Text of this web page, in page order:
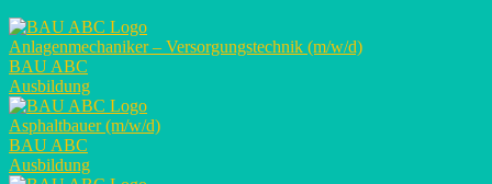
Anlagenmechaniker – Versorgungstechnik (m/w/d)
BAU ABC
Ausbildung
Asphaltbauer (m/w/d)
BAU ABC
Ausbildung